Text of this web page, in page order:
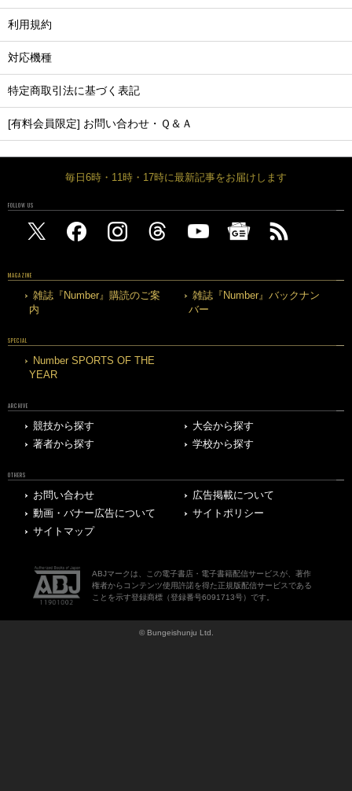
利用規約
対応機種
特定商取引法に基づく表記
[有料会員限定] お問い合わせ・Ｑ＆Ａ
毎日6時・11時・17時に最新記事をお届けします
FOLLOW US
MAGAZINE
雑誌『Number』購読のご案
内
雑誌『Number』バックナン
バー
SPECIAL
Number SPORTS OF THE
YEAR
ARCHIVE
競技から探す
大会から探す
著者から探す
学校から探す
OTHERS
お問い合わせ
広告掲載について
動画・バナー広告について
サイトポリシー
サイトマップ
ABJマークは、この電子書店・電子書籍配信サービスが、著作
権者からコンテンツ使用許諾を得た正規版配信サービスである
ことを示す登録商標（登録番号6091713号）です。
© Bungeishunju Ltd.